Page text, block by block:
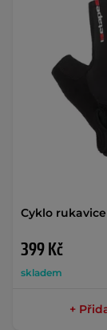
Cyklo
399 Kč
skladem
+